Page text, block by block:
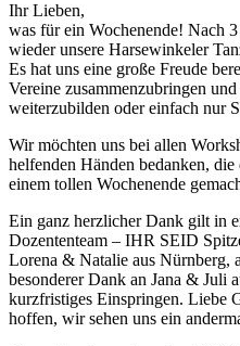
Ihr Lieben,
was für ein Wochenende! Nach
wieder unsere Harsewinkeler
Es hat uns eine große Freude
Vereine zusammenzubringen
weiterzubilden oder einfach nur
Wir möchten uns bei allen
helfenden Händen bedanken,
einem tollen Wochenende
Ein ganz herzlicher Dank gilt in
Dozententeam – IHR SEID
Lorena & Natalie aus Nürnberg,
besonderer Dank an Jana & Juli
kurzfristiges Einspringen. Liebe
hoffen, wir sehen uns ein